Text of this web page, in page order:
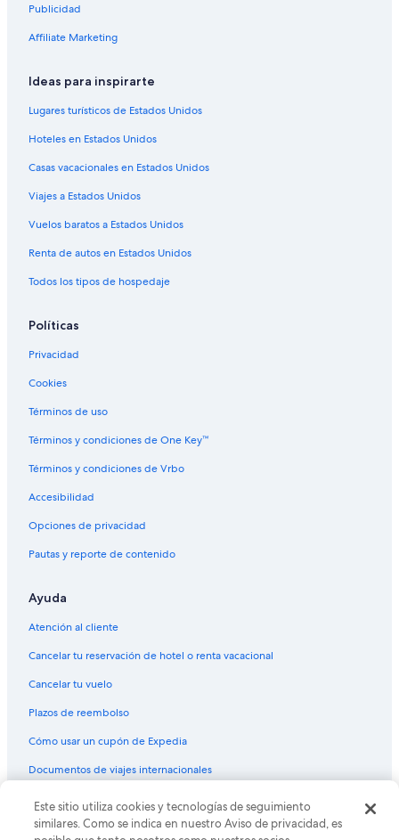
Campings en Del Monte Forest
Casas de campo en Del Monte Forest
Hoteles cerca de Cannery Row
Hoteles cerca de Fisherman's Wharf
Apart-Hoteles en Carmel
Cabañas en Carmel
Casas de campo en Carmel
Casas vacacionales en Carmel
Moteles en Carmel
Hoteles cerca de Faro de Point Pinos
Hoteles 3 estrellas en Monterey
Hoteles 4 estrellas en Monterey
Apart-Hoteles en Monterey
B&B en Monterey
Casas de huéspedes en Monterey
Casas vacacionales en Monterey
Resorts en Monterey
Condominios en Monterey
Hoteles con spa en Monterey
Hoteles todo incluido en Monterey
Hoteles de lujo en Monterey
Hoteles en la playa en Monterey
Hoteles románticos en Monterey
Hoteles con aguas termales en Monterey
Publicidad
Affiliate Marketing
Ideas para inspirarte
Lugares turísticos de Estados Unidos
Hoteles en Estados Unidos
Casas vacacionales en Estados Unidos
Viajes a Estados Unidos
Vuelos baratos a Estados Unidos
Renta de autos en Estados Unidos
Todos los tipos de hospedaje
Políticas
Privacidad
Cookies
Términos de uso
Términos y condiciones de One Key™
Términos y condiciones de Vrbo
Accesibilidad
Opciones de privacidad
Pautas y reporte de contenido
Ayuda
Atención al cliente
Cancelar tu reservación de hotel o renta vacacional
Cancelar tu vuelo
Plazos de reembolso
Cómo usar un cupón de Expedia
Documentos de viajes internacionales
© 2026 Expedia, Inc., una empresa de Expedia Group. Todos los
derechos reservados. Expedia y el logo de Expedia son marcas
registradas o marcas comerciales de Expedia, Inc. CST# 2029030-50.
Este sitio utiliza cookies y tecnologías de seguimiento
similares. Como se indica en nuestro Aviso de privacidad, es